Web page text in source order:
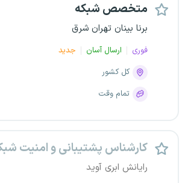
متخصص شبکه
برنا بینان تهران شرق
فوری ارسال آسان
جدید
کل کشور
تمام وقت
کارشناس پشتیبانی و امنیت
رایانش ابری آوید